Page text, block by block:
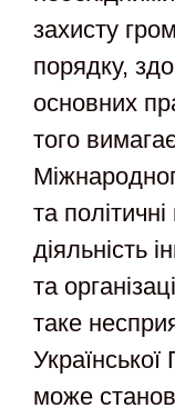
захисту
порядку,
основних
того
та
діяльність
та
таке
може